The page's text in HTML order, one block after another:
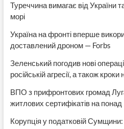
Туреччина вимагає від України
морі
Україна на фронті вперше
доставлений дроном — Forbs
Зеленський погодив нові
російській агресії, а також
ВПО з прифронтових громад
житлових сертифікатів на
Корупція у податковій Сумщини: